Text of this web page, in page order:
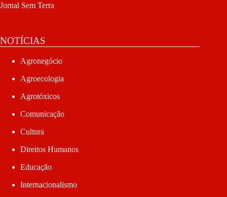
Jornal Sem Terra
NOTÍCIAS
Agronegócio
Agroecologia
Agrotóxicos
Comunicação
Cultura
Direitos Humanos
Educação
Internacionalismo